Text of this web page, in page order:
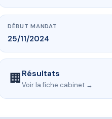
DÉBUT MANDAT
25/11/2024
🏢Résultats
Voir la fiche cabinet →